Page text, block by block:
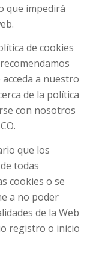
que impedirá
de cookies
a nuestro
de la política
con nosotros
que los
todas
cookies o se
a no poder
de la Web
registro o inicio